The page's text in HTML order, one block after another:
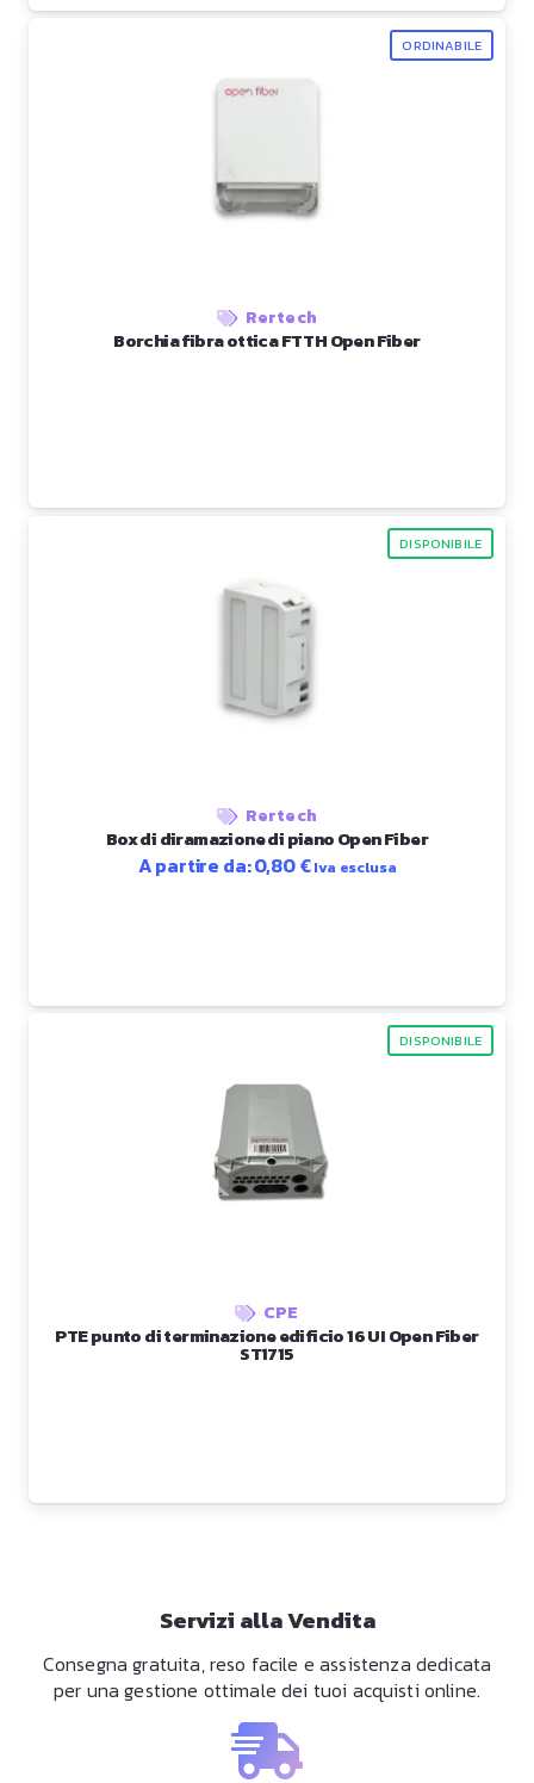
ORDINABILE
Rertech
Borchia fibra ottica FTTH Open Fiber
DISPONIBILE
Rertech
Box di diramazione di piano Open Fiber
A partire da:0,80€Iva esclusa
DISPONIBILE
CPE
PTE punto di terminazione edificio 16 UI Open Fiber
ST1715
Servizi alla Vendita
Consegna gratuita, reso facile e assistenza dedicata
per una gestione ottimale dei tuoi acquisti online.